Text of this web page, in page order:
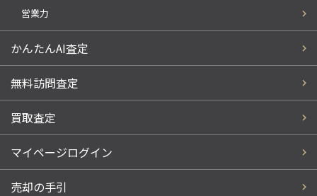
営業力
かんたんAI査定
無料訪問査定
買取査定
マイページログイン
売却の手引